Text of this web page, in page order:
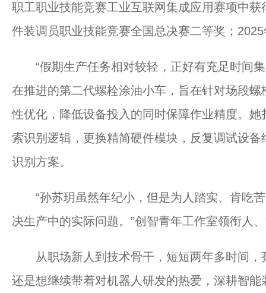
职工职业技能竞赛工业互联网集成应用赛项中
件装调员职业技能竞赛全国总决赛二等奖；
“假期生产任务相对较轻，正好有充足时间集
在推进的第二代螺栓涂油小车，旨在针对场段
性优化，降低设备投入的同时保障作业精度。
索识别逻辑，更换精简硬件模块，反复调试设
识别方案。
“孙苏玥虽然年纪小，但是为人踏实、肯吃苦
决生产中的实际问题。”创智青年工作室领衔人
从职场新人到技术骨干，短短两年多时间，
还是想继续带着对机器人研发的热爱，深耕智